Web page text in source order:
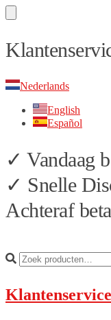
Skip
to
Skip
to
Nederlands
English
Español
✓ Vandaag
✓ Snelle
Achteraf
Klantenservice